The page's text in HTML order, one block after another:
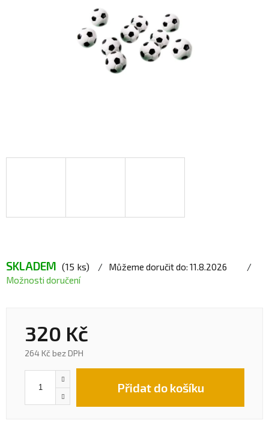
SKLADEM (15 ks) Můžeme doručit do: 11.8.2026
Možnosti doručení
320 Kč
264 Kč bez DPH
Přidat do košíku